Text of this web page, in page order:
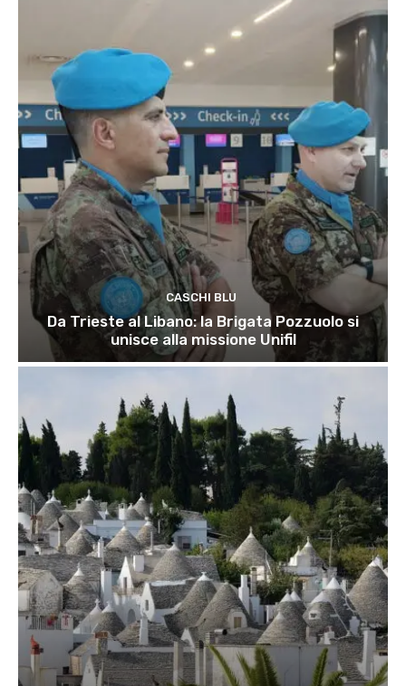
CASCHI BLU
Da Trieste al Libano: la Brigata Pozzuolo si
unisce alla missione Unifil